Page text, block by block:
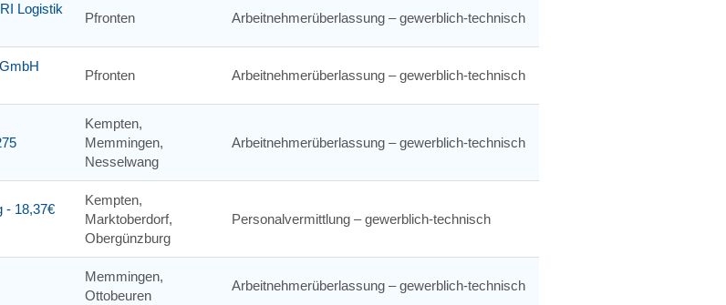
Logistik
Pfronten Arbeitnehmerüberlassung – gewerblich-technisch
Pfronten Arbeitnehmerüberlassung – gewerblich-technisch
Kempten,
Memmingen,
Nesselwang
Arbeitnehmerüberlassung – gewerblich-technisch
- 18,37€
Kempten,
Marktoberdorf,
Obergünzburg
Personalvermittlung – gewerblich-technisch
Memmingen,
Ottobeuren
Arbeitnehmerüberlassung – gewerblich-technisch